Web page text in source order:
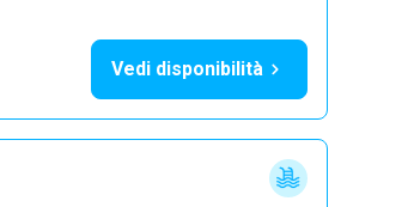
Vedi disponibilità